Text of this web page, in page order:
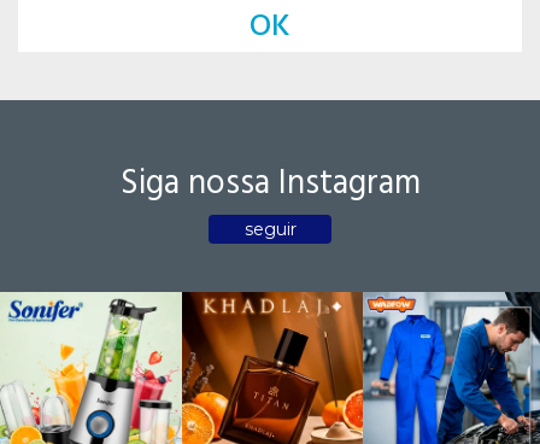
OK
Siga nossa Instagram
seguir